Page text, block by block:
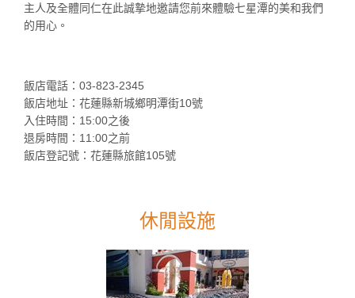
主人及全體同仁在此誠摯地邀請您前來體驗七星潭的美和我們
的用心。
飯店電話：03-823-2345
飯店地址：花蓮縣新城鄉明潭街10號
入住時間：15:00之後
退房時間：11:00之前
飯店登記號：花蓮縣旅館105號
休閒設施